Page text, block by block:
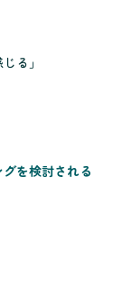
る」
を検討される